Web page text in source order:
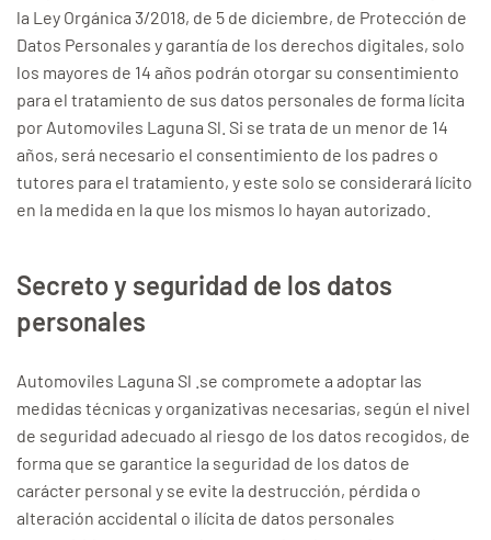
la Ley Orgánica 3/2018, de 5 de diciembre, de Protección de
Datos Personales y garantía de los derechos digitales, solo
los mayores de 14 años podrán otorgar su consentimiento
para el tratamiento de sus datos personales de forma lícita
por Automoviles Laguna Sl. Si se trata de un menor de 14
años, será necesario el consentimiento de los padres o
tutores para el tratamiento, y este solo se considerará lícito
en la medida en la que los mismos lo hayan autorizado.
Secreto y seguridad de los datos
personales
Automoviles Laguna Sl .se compromete a adoptar las
medidas técnicas y organizativas necesarias, según el nivel
de seguridad adecuado al riesgo de los datos recogidos, de
forma que se garantice la seguridad de los datos de
carácter personal y se evite la destrucción, pérdida o
alteración accidental o ilícita de datos personales